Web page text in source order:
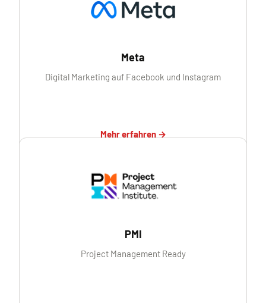
Meta
Digital Marketing auf Facebook und Instagram
Mehr erfahren →
PMI
Project Management Ready